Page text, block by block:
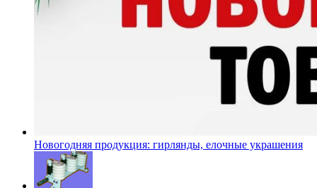
Новогодняя продукция: гирлянды, елочные украшения